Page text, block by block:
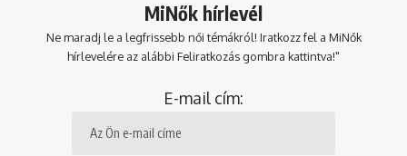
MiNők hírlevél
Ne maradj le a legfrissebb női témákról! Iratkozz fel a MiNők
hírlevelére az alábbi Feliratkozás gombra kattintva!"
E-mail cím: